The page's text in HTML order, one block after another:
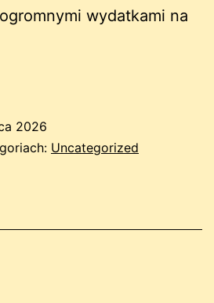
wydatkami na
2026
Uncategorized